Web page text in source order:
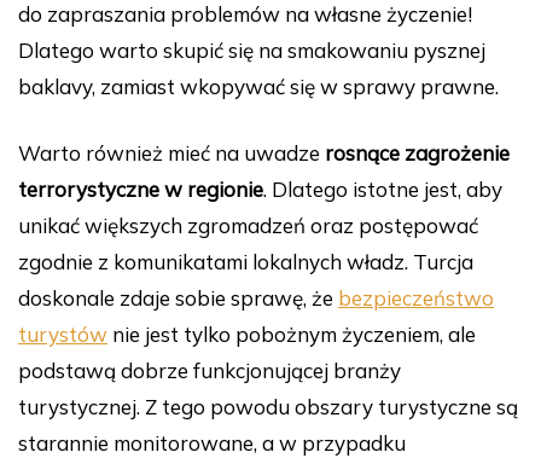
do zapraszania problemów na własne życzenie!
Dlatego warto skupić się na smakowaniu pysznej
baklavy, zamiast wkopywać się w sprawy prawne.
Warto również mieć na uwadze rosnące zagrożenie
terrorystyczne w regionie. Dlatego istotne jest, aby
unikać większych zgromadzeń oraz postępować
zgodnie z komunikatami lokalnych władz. Turcja
doskonale zdaje sobie sprawę, że bezpieczeństwo
turystów nie jest tylko pobożnym życzeniem, ale
podstawą dobrze funkcjonującej branży
turystycznej. Z tego powodu obszary turystyczne są
starannie monitorowane, a w przypadku